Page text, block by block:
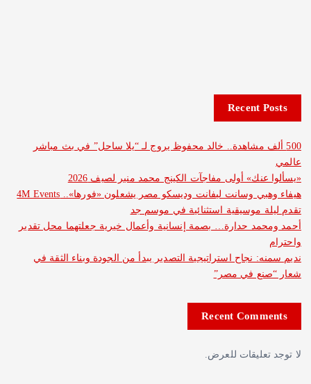
Recent
مشاهدة.. خالد محفوظ يروج لـ “يلا ساحل” في بث مباشر
أولى مفاجآت الكينج محمد منير لصيف 2026
هيفاء وهبي وسانت ليفانت وديسكو مصر يشعلون «فورها».. 4M Events
موسيقية استثنائية في موسم جد
حدارة… بصمة إنسانية وأعمال خيرية جعلتهما محل تقدير
نجاح استراتيجية التصدير يبدأ من الجودة وبناء الثقة في
في مصر”
Recent
للعرض.